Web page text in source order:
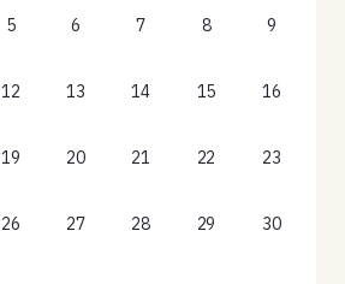
5 6 7 8 9
12 13 14 15 16
19 20 21 22 23
26 27 28 29 30